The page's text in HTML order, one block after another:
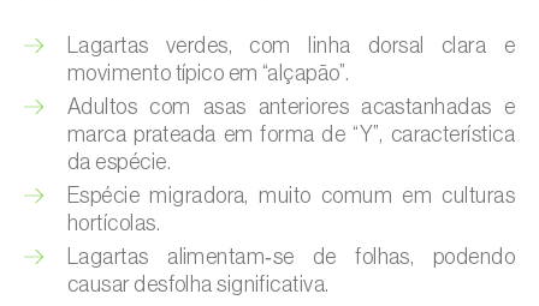
Afídeo-lanígero-das-macieiras (
lanigerum
Afídeo-negro-do-feijão ( Aphis fabae )
Afídeo-negro-do-pessegueiro
Brachycaudus persicae
Afídeo-verde (Myzus persicae
Lagartas verdes, com linha dorsal clara e
movimento típico em “alçapão”.
Adultos com asas anteriores acastanhadas e
marca prateada em forma de “Y”, característica
da espécie.
Espécie migradora, muito comum em culturas
hortícolas.
Lagartas alimentam‑se de folhas, podendo
causar desfolha significativa.